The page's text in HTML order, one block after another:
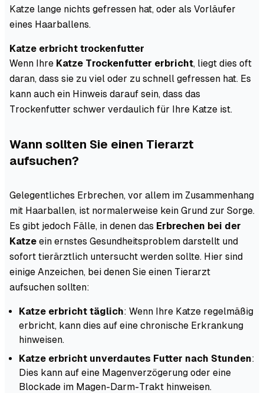
Katze lange nichts gefressen hat, oder als Vorläufer
eines Haarballens.
Katze erbricht trockenfutter
Wenn Ihre Katze Trockenfutter erbricht, liegt dies oft
daran, dass sie zu viel oder zu schnell gefressen hat. Es
kann auch ein Hinweis darauf sein, dass das
Trockenfutter schwer verdaulich für Ihre Katze ist.
Wann sollten Sie einen Tierarzt
aufsuchen?
Gelegentliches Erbrechen, vor allem im Zusammenhang
mit Haarballen, ist normalerweise kein Grund zur Sorge.
Es gibt jedoch Fälle, in denen das Erbrechen bei der
Katze ein ernstes Gesundheitsproblem darstellt und
sofort tierärztlich untersucht werden sollte. Hier sind
einige Anzeichen, bei denen Sie einen Tierarzt
aufsuchen sollten:
Katze erbricht täglich: Wenn Ihre Katze regelmäßig
erbricht, kann dies auf eine chronische Erkrankung
hinweisen.
Katze erbricht unverdautes Futter nach Stunden:
Dies kann auf eine Magenverzögerung oder eine
Blockade im Magen-Darm-Trakt hinweisen.